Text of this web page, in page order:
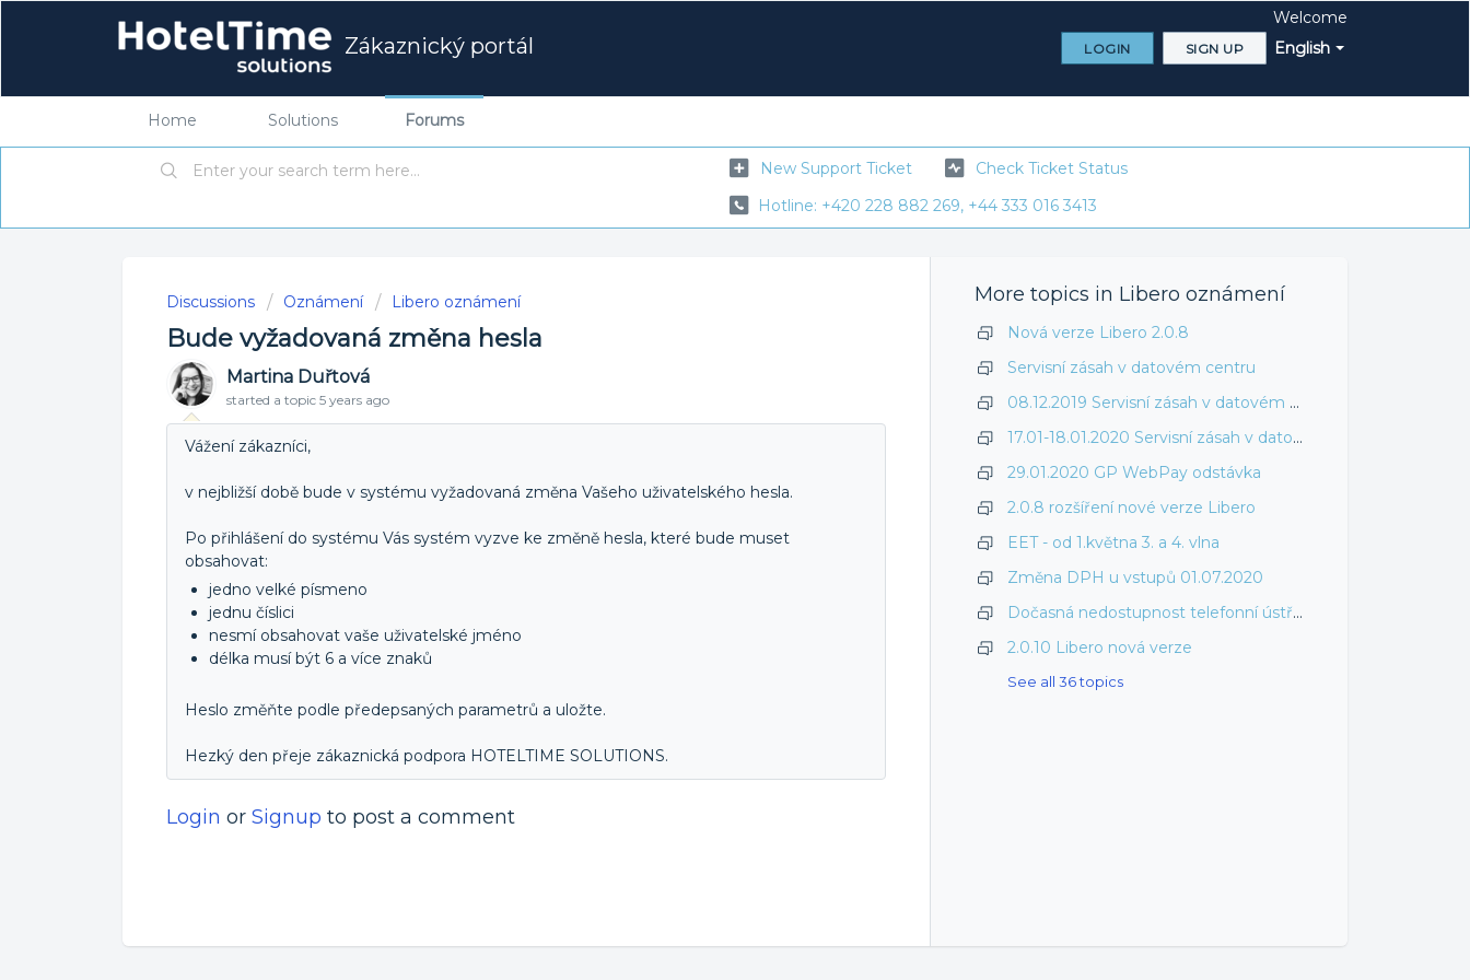
Zákaznický portál English
Welcome
LOGIN SIGN UP
Home Solutions Forums
New Support Ticket
Check Ticket Status
Hotline: +420 228 882 269, +44 333 016 3413
Discussions Oznámení Libero oznámení
Bude vyžadovaná změna hesla
Martina Duřtová
started a topic 5 years ago
Vážení zákazníci,
v nejbližší době bude v systému vyžadovaná změna Vašeho uživatelského hesla.
Po přihlášení do systému Vás systém vyzve ke změně hesla, které bude muset
obsahovat:
jedno velké písmeno
jednu číslici
nesmí obsahovat vaše uživatelské jméno
délka musí být 6 a více znaků
Heslo změňte podle předepsaných parametrů a uložte.
Hezký den přeje zákaznická podpora HOTELTIME SOLUTIONS.
Login or Signup to post a comment
More topics in Libero oznámení
Nová verze Libero 2.0.8
Servisní zásah v datovém centru
08.12.2019 Servisní zásah v datovém centru
17.01-18.01.2020 Servisní zásah v datovém centru
29.01.2020 GP WebPay odstávka
2.0.8 rozšíření nové verze Libero
EET - od 1.května 3. a 4. vlna
Změna DPH u vstupů 01.07.2020
Dočasná nedostupnost telefonní ústředny
2.0.10 Libero nová verze
See all 36 topics